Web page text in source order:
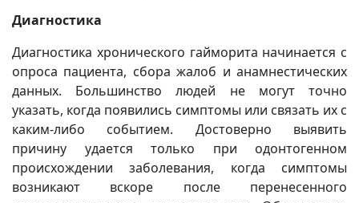
Диагностика
Диагностика хронического гайморита начинается с
опроса пациента, сбора жалоб и анамнестических
данных. Большинство людей не могут точно
указать, когда появились симптомы или связать их с
каким-либо событием. Достоверно выявить
причину удается только при одонтогенном
происхождении заболевания, когда симптомы
возникают вскоре после перенесенного